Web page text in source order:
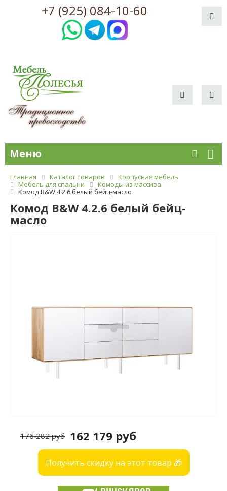
+7 (925) 084-10-60
Меню
Главная Каталог товаров
Корпусная мебель
Мебель для спальни
Комоды из массива
Комод B&W 4.2.6 белый бейц-масло
Комод B&W 4.2.6 белый бейц-
масло
162 179 руб
176 282 руб
Получить скидку на этот товар 🎁